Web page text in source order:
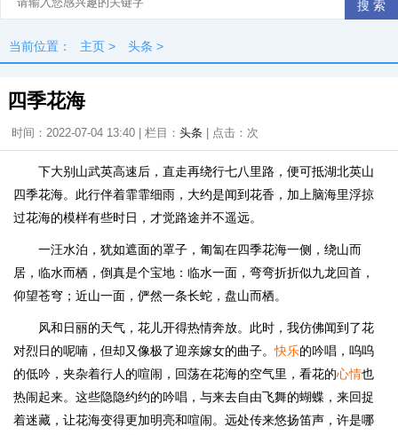
当前位置： 主页 > 头条 >
四季花海
时间：2022-07-04 13:40 | 栏目： 头条 | 点击： 次
下大别山武英高速后，直走再绕行七八里路，便可抵湖北英山
四季花海。此行伴着霏霏细雨，大约是闻到花香，加上脑海里浮掠
过花海的模样有些时日，才觉路途并不遥远。
一汪水泊，犹如遮面的罩子，匍匐在四季花海一侧，绕山而
居，临水而栖，倒真是个宝地：临水一面，弯弯折折似九龙回首，
仰望苍穹；近山一面，俨然一条长蛇，盘山而栖。
风和日丽的天气，花儿开得热情奔放。此时，我仿佛闻到了花
对烈日的呢喃，但却又像极了迎亲嫁女的曲子。快乐的吟唱，呜呜
的低吟，夹杂着行人的喧闹，回荡在花海的空气里，看花的心情也
热闹起来。这些隐隐约约的吟唱，与来去自由飞舞的蝴蝶，来回捉
着迷藏，让花海变得更加明亮和喧闹。远处传来悠扬笛声，许是哪